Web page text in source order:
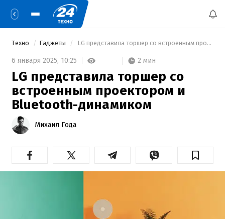
Техно Гаджеты LG представила торшер со встроенным проектором и Bluetooth-динамиком
6 января 2025, 10:25 2 мин
LG представила торшер со
встроенным проектором и
Bluetooth-динамиком
Михаил Года